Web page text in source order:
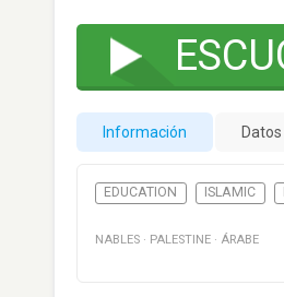
Información
EDUCATION ISLAMIC
NABLES · PALESTINE · ÁRABE